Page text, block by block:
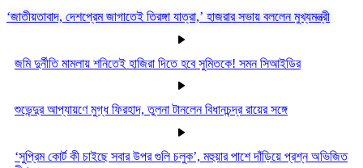
‘জাতীয়তাবাদ, দেশপ্রেম জাগাতেই তিরঙ্গা যাত্রা,’ হাজরার সভায় বললেন মুখ্যমন্ত্রী
জমি দুর্নীতি মামলায় শনিতেই হাজিরা দিতে হবে সুমিতকে! সমন সিআইডির
শুভেন্দুর আপ্যায়ণে মুগ্ধ ফিরহাদ, তুলনা টানলেন বিধানচন্দ্র রায়ের সঙ্গে
‘সুপ্রিম কোর্ট কী চাইছে সবার উপর গুলি চলুক’, মহুয়ার পাশে দাঁড়িয়ে প্রশ্ন অভিজিত